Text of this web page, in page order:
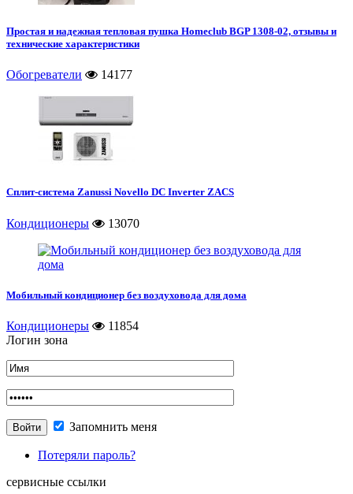
Простая и надежная тепловая пушка Homeclub BGP 1308-02, отзывы и
технические характеристики
Обогреватели 14177
Сплит-система Zanussi Novello DC Inverter ZACS
Кондиционеры 13070
Мобильный кондиционер без воздуховода для дома
Кондиционеры
11854
Логин зона
Запомнить меня
Потеряли пароль?
сервисные ссылки